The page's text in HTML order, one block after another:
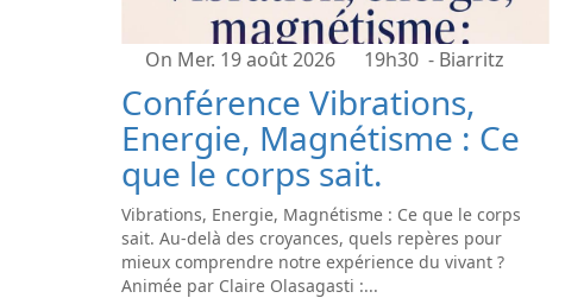
On Mer. 19 août 2026 19h30 - Biarritz
Conférence Vibrations,
Energie, Magnétisme : Ce
que le corps sait.
Vibrations, Energie, Magnétisme : Ce que le corps
sait. Au-delà des croyances, quels repères pour
mieux comprendre notre expérience du vivant ?
Animée par Claire Olasagasti :...